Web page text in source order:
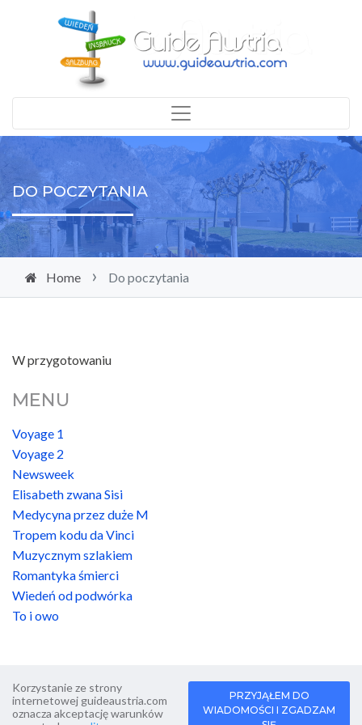
DO POCZYTANIA
Home Do poczytania
W przygotowaniu
MENU
Voyage 1
Voyage 2
Newsweek
Elisabeth zwana Sisi
Medycyna przez duże M
Tropem kodu da Vinci
Muzycznym szlakiem
Romantyka śmierci
Wiedeń od podwórka
To i owo
PRZYJĄŁEM DO
WIADOMOŚCI I ZGADZAM
Korzystanie ze strony
internetowej guideaustria.com
oznacza akceptację warunków